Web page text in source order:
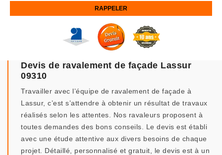
Devis de ravalement de façade Lassur
09310
Travailler avec l’équipe de ravalement de façade à
Lassur, c’est s’attendre à obtenir un résultat de travaux
réalisés selon les attentes. Nos ravaleurs proposent à
toutes demandes des bons conseils. Le devis est établi
avec une étude attentive aux divers besoins de chaque
projet. Détaillé, personnalisé et gratuit, le devis est à un